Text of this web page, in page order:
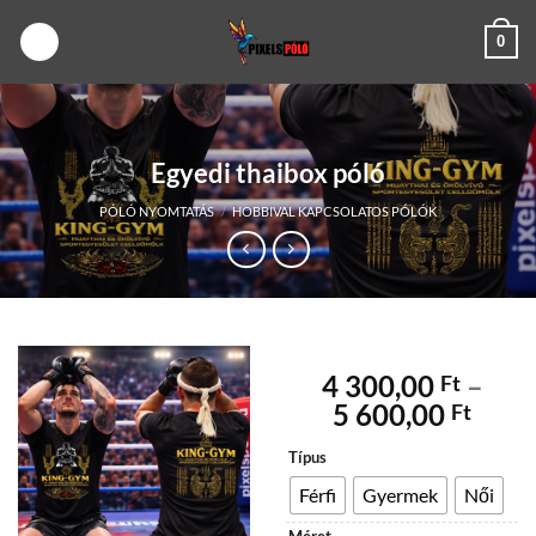
0
Egyedi thaibox póló
PÓLÓ NYOMTATÁS / HOBBIVAL KAPCSOLATOS PÓLÓK
4 300,00 Ft –
5 600,00 Ft
-
5
Típus
Férfi Gyermek Női